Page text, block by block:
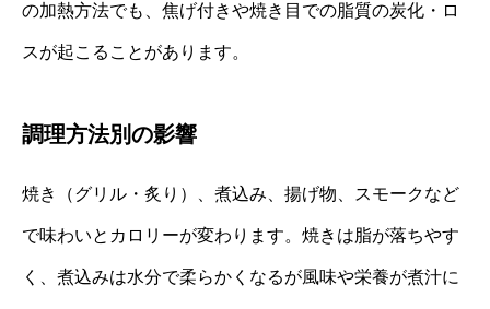
の加熱方法でも、焦げ付きや焼き目での脂質の炭化・ロ
スが起こることがあります。
調理方法別の影響
焼き（グリル・炙り）、煮込み、揚げ物、スモークなど
で味わいとカロリーが変わります。焼きは脂が落ちやす
く、煮込みは水分で柔らかくなるが風味や栄養が煮汁に